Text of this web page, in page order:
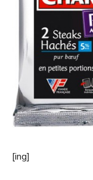
[ing]